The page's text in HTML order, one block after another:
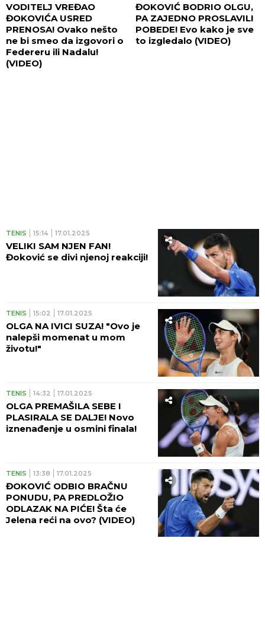
VODITELJ VREĐAO
ĐOKOVIĆA USRED
PRENOSA! Ovako nešto
ne bi smeo da izgovori o
Federeru ili Nadalu!
(VIDEO)
ĐOKOVIĆ BODRIO OLGU,
PA ZAJEDNO PROSLAVILI
POBEDE! Evo kako je sve
to izgledalo (VIDEO)
TENIS 15:14 17.01.2025
VELIKI SAM NJEN FAN!
Đoković se divi njenoj reakciji!
TENIS 15:02 17.01.2025
OLGA NA IVICI SUZA! "Ovo je
nalepši momenat u mom
životu!"
TENIS 14:32 17.01.2025
OLGA PREMAŠILA SEBE I
PLASIRALA SE DALJE! Novo
iznenađenje u osmini finala!
TENIS 13:38 17.01.2025
ĐOKOVIĆ ODBIO BRAČNU
PONUDU, PA PREDLOŽIO
ODLAZAK NA PIĆE! Šta će
Jelena reći na ovo? (VIDEO)